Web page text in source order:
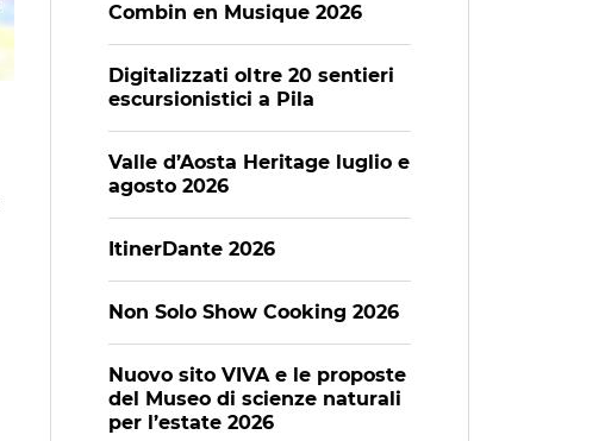
Combin en Musique 2026
Digitalizzati oltre 20 sentieri
escursionistici a Pila
Valle d’Aosta Heritage luglio e
agosto 2026
ItinerDante 2026
Non Solo Show Cooking 2026
Nuovo sito VIVA e le proposte
del Museo di scienze naturali
per l’estate 2026